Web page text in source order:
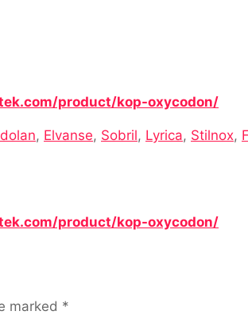
product/kop-oxycodon/
, Elvanse, Sobril, Lyrica, Stilnox,
product/kop-oxycodon/
marked *